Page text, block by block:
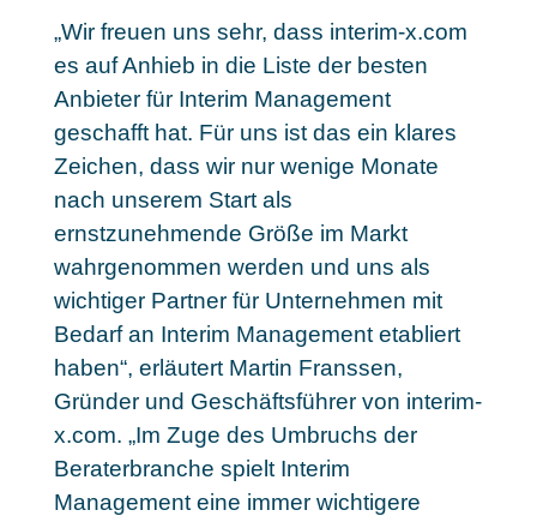
„Wir freuen uns sehr, dass interim-x.com
es auf Anhieb in die Liste der besten
Anbieter für Interim Management
geschafft hat. Für uns ist das ein klares
Zeichen, dass wir nur wenige Monate
nach unserem Start als
ernstzunehmende Größe im Markt
wahrgenommen werden und uns als
wichtiger Partner für Unternehmen mit
Bedarf an Interim Management etabliert
haben“, erläutert Martin Franssen,
Gründer und Geschäftsführer von interim-
x.com. „Im Zuge des Umbruchs der
Beraterbranche spielt Interim
Management eine immer wichtigere